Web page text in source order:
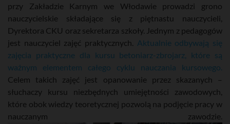
przy Zakładzie Karnym we Włodawie prowadzi grono
nauczycielskie składające się z piętnastu nauczycieli,
Dyrektora CKU oraz sekretarza szkoły. Jednym z pedagogów
jest nauczyciel zajęć praktycznych. Aktualnie odbywają się
zajęcia praktyczne dla kursu betoniarz-zbrojarz, które są
ważnym elementem całego cyklu nauczania kursowego.
Celem takich zajęć jest opanowanie przez skazanych –
słuchaczy kursu niezbędnych umiejętności zawodowych,
które obok wiedzy teoretycznej pozwolą na podjęcie pracy w
nauczanym zawodzie.